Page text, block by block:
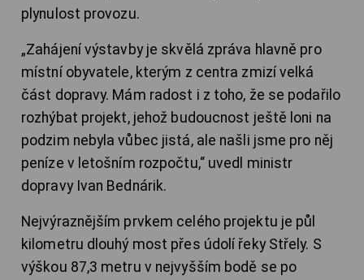
plynulost provozu.
„Zahájení výstavby je skvělá zpráva hlavně pro
místní obyvatele, kterým z centra zmizí velká
část dopravy. Mám radost i z toho, že se podařilo
rozhýbat projekt, jehož budoucnost ještě loni na
podzim nebyla vůbec jistá, ale našli jsme pro něj
peníze v letošním rozpočtu,“ uvedl ministr
dopravy Ivan Bednárik.
Nejvýraznějším prvkem celého projektu je půl
kilometru dlouhý most přes údolí řeky Střely. S
výškou 87,3 metru v nejvyšším bodě se po